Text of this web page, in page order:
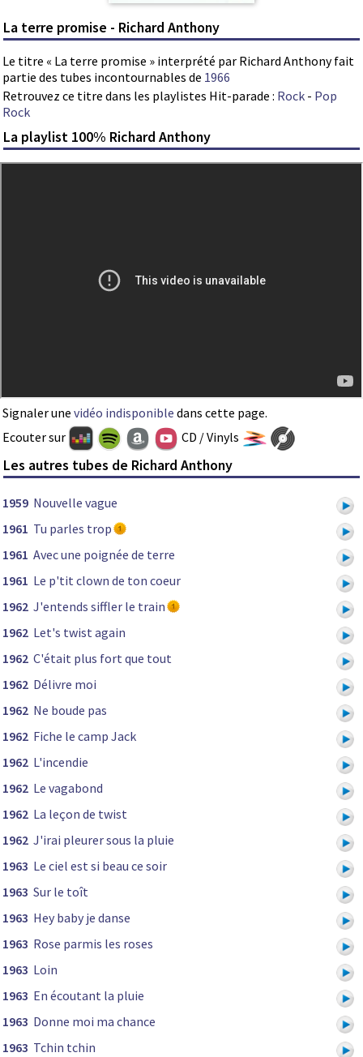
La terre promise - Richard Anthony
Le titre « La terre promise » interprété par Richard Anthony fait
partie des tubes incontournables de 1966
Retrouvez ce titre dans les playlistes Hit-parade : Rock - Pop
Rock
La playlist 100% Richard Anthony
Signaler une vidéo indisponible dans cette page.
Ecouter sur
CD / Vinyls
Les autres tubes de Richard Anthony
1959 Nouvelle vague
1961 Tu parles trop
1961 Avec une poignée de terre
1961 Le p'tit clown de ton coeur
1962 J'entends siffler le train
1962 Let's twist again
1962 C'était plus fort que tout
1962 Délivre moi
1962 Ne boude pas
1962 Fiche le camp Jack
1962 L'incendie
1962 Le vagabond
1962 La leçon de twist
1962 J'irai pleurer sous la pluie
1963 Le ciel est si beau ce soir
1963 Sur le toît
1963 Hey baby je danse
1963 Rose parmis les roses
1963 Loin
1963 En écoutant la pluie
1963 Donne moi ma chance
1963 Tchin tchin